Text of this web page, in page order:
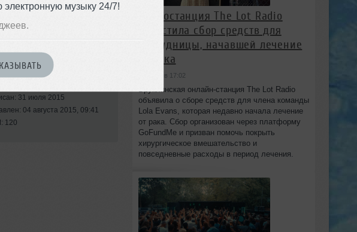
музыку 24/7!
Deep House
Techno
31 июля 2015
04 августа 2015, 09:41
120
Радиостанция The Lot Radio
запустила сбор средств для
сотрудницы, начавшей лечение
от рака
сегодня в 17:02
Бруклинская онлайн-станция The Lot Radio
объявила о сборе средств для члена команды
Lola Evans, которая недавно начала лечение
от рака. Сбор организован через платформу
GoFundMe и призван помочь покрыть
хирургическое вмешательство и
повседневные расходы в период лечения.